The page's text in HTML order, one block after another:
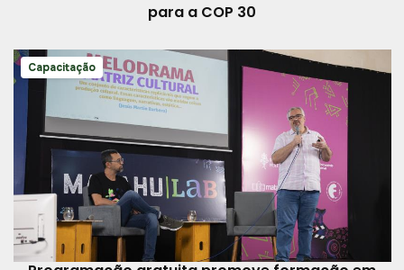
para a COP 30
Capacitação